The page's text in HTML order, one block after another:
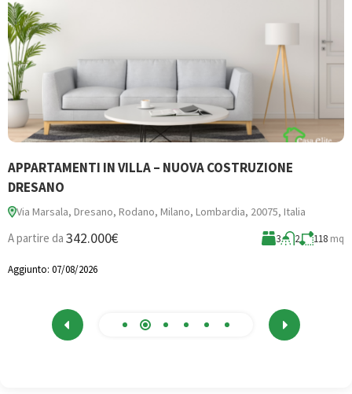
APPARTAMENTI IN VILLA – NUOVA COSTRUZIONE
DRESANO
Via Marsala, Dresano, Rodano, Milano, Lombardia, 20075, Italia
A partire da 342.000€ 3 2 118 mq
Aggiunto: 07/08/2026